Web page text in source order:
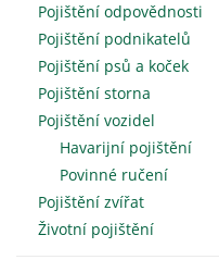
Pojištění odpovědnosti
Pojištění podnikatelů
Pojištění psů a koček
Pojištění storna
Pojištění vozidel
Havarijní pojištění
Povinné ručení
Pojištění zvířat
Životní pojištění